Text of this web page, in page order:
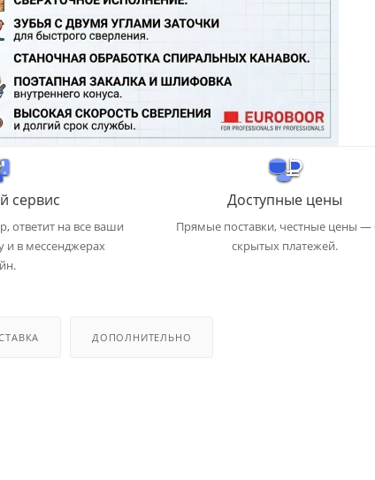
сервис
ответит на все ваши
и в мессенджерах
Доступные цены
Прямые поставки, честные цены —
скрытых платежей.
ДОПОЛНИТЕЛЬНО